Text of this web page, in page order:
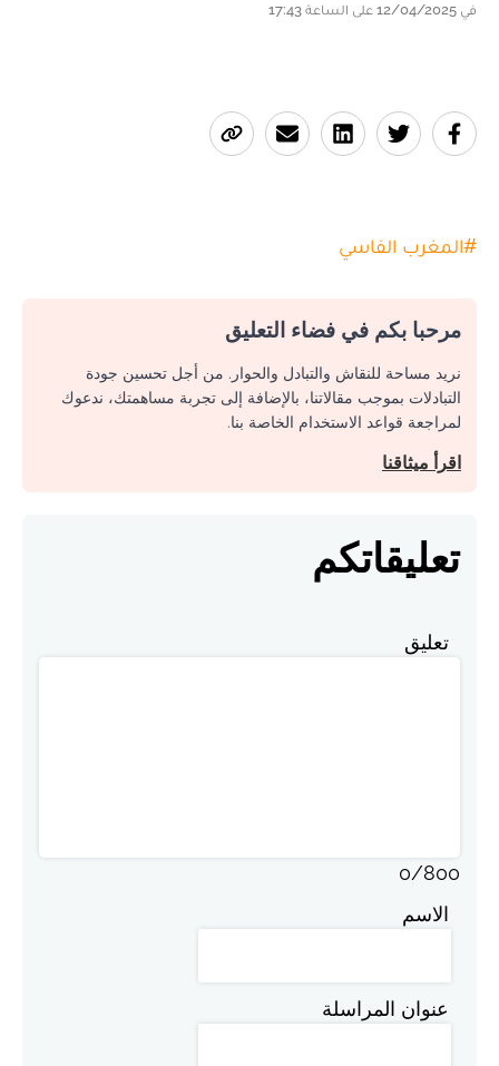
في 12/04/2025 على الساعة 17:43
#المغرب الفاسي
مرحبا بكم في فضاء التعليق
نريد مساحة للنقاش والتبادل والحوار. من أجل تحسين جودة
التبادلات بموجب مقالاتنا، بالإضافة إلى تجربة مساهمتك، ندعوك
لمراجعة قواعد الاستخدام الخاصة بنا.
اقرأ ميثاقنا
تعليقاتكم
تعليق
0/800
الاسم
عنوان المراسلة